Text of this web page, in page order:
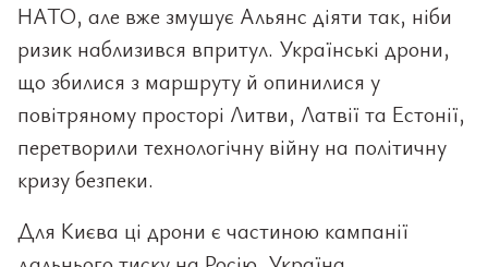
НАТО, але вже змушує Альянс діяти так, ніби
ризик наблизився впритул. Українські дрони,
що збилися з маршруту й опинилися у
повітряному просторі Литви, Латвії та Естонії,
перетворили технологічну війну на політичну
кризу безпеки.
Для Києва ці дрони є частиною кампанії